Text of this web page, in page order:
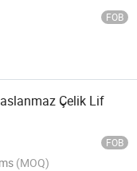
FOB
Çelik Lif
FOB
(MOQ)